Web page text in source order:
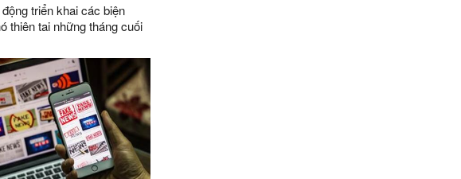
triển khai các biện
thiên tai những tháng cuối